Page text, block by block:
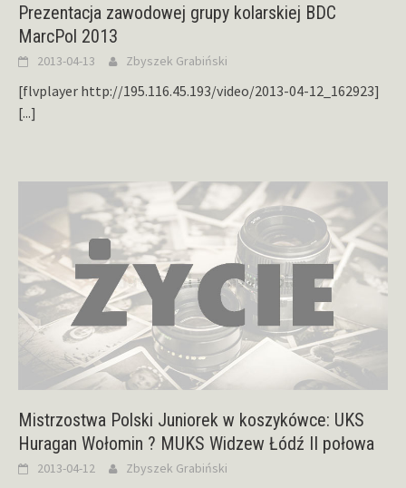
Prezentacja zawodowej grupy kolarskiej BDC
MarcPol 2013
2013-04-13 Zbyszek Grabiński
[flvplayer http://195.116.45.193/video/2013-04-12_162923]
[...]
Mistrzostwa Polski Juniorek w koszykówce: UKS
Huragan Wołomin ? MUKS Widzew Łódź II połowa
2013-04-12 Zbyszek Grabiński